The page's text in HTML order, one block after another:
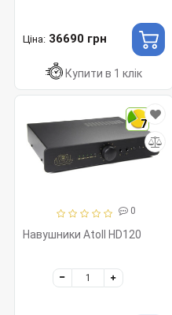
Ціна: 36690 грн
Купити в 1 клік
7
0
Навушники Atoll HD120